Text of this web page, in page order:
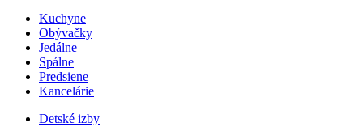
Kuchyne
Obývačky
Jedálne
Spálne
Predsiene
Kancelárie
Detské izby